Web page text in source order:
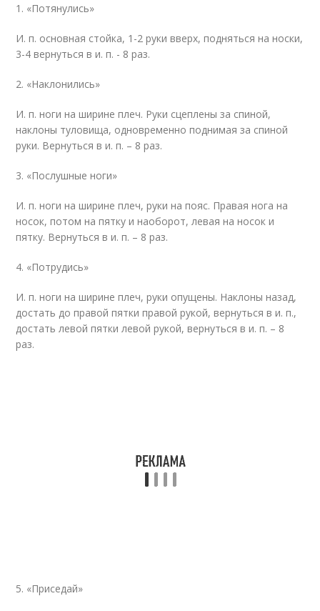
1. «Потянулись»
И. п. основная стойка, 1-2 руки вверх, подняться на носки,
3-4 вернуться в и. п. - 8 раз.
2. «Наклонились»
И. п. ноги на ширине плеч. Руки сцеплены за спиной,
наклоны туловища, одновременно поднимая за спиной
руки. Вернуться в и. п. – 8 раз.
3. «Послушные ноги»
И. п. ноги на ширине плеч, руки на пояс. Правая нога на
носок, потом на пятку и наоборот, левая на носок и
пятку. Вернуться в и. п. – 8 раз.
4. «Потрудись»
И. п. ноги на ширине плеч, руки опущены. Наклоны назад,
достать до правой пятки правой рукой, вернуться в и. п.,
достать левой пятки левой рукой, вернуться в и. п. – 8
раз.
5. «Приседай»